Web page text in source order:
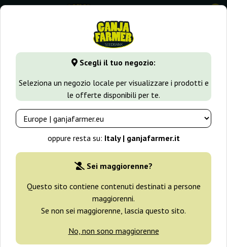
Scegli il tuo negozio:
Seleziona un negozio locale per visualizzare i prodotti e
le offerte disponibili per te.
oppure resta su: Italy | ganjafarmer.it
Sei maggiorenne?
Questo sito contiene contenuti destinati a persone
maggiorenni.
Se non sei maggiorenne, lascia questo sito.
No, non sono maggiorenne
0
GanjaFarmer.it Tipi di Semi Semi Indica Sorbet Stash